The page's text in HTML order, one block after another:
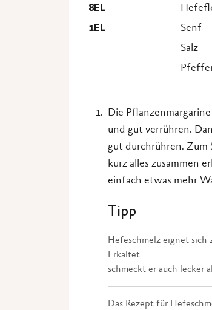
8EL
1EL
Senf
Salz
Die
und gut verrühren.
gut durchrühren. Zum
kurz alles zusammen
einfach etwas mehr
Tipp
Hefeschmelz eignet sich
Erkaltet
schmeckt er auch lecker
Das Rezept für